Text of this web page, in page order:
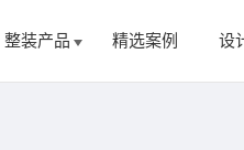
整装产品 精选案例 设